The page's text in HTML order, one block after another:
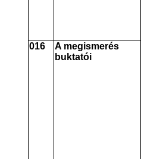
016
A megismerés
buktatói